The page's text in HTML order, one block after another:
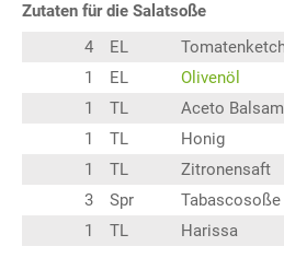
Zutaten für die Salatsoße
4
EL
1
EL
Olivenöl
1
TL
Aceto
1
TL
Honig
1
TL
Zitronensaft
3
Spr
Tabascosoße
1
TL Harissa